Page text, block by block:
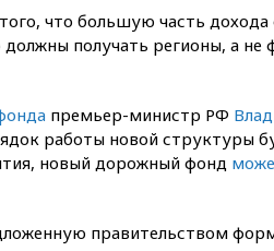
вчера, 22:49
РФ
вчера, 22:35
вагонов
выросли
что большую часть дохода
получать регионы, а не
премьер-министр РФ
работы новой структуры
новый дорожный фонд
правительством